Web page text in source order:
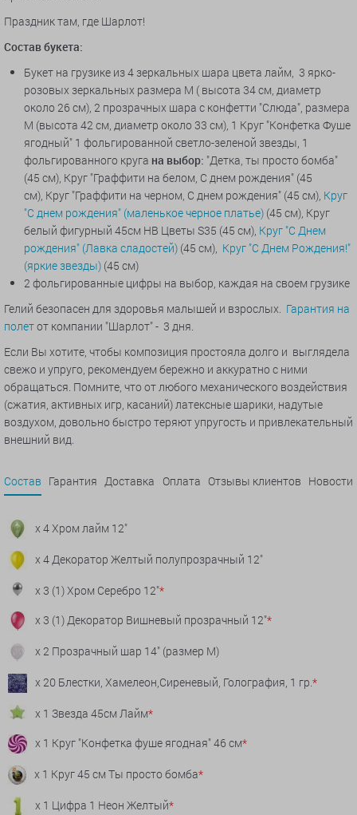
Праздник там, где Шарлот!
Состав букета:
Букет на грузике из 4 зеркальных шара цвета лайм, 3 ярко-
розовых зеркальных размера М ( высота 34 см, диаметр
около 26 см), 2 прозрачных шара с конфетти "Слюда", размера
М (высота 42 см, диаметр около 33 см), 1 Круг "Конфетка Фуше
ягодный" 1 фольгированной светло-зеленой звезды, 1
фольгированного круга на выбор: "Детка, ты просто бомба"
(45 см), Круг "Граффити на белом, С днем рождения" (45
см), Круг "Граффити на черном, С днем рождения" (45 см), Круг
"С днем рождения" (маленькое черное платье) (45 см), Круг
белый фигурный 45см НВ Цветы S35 (45 см), Круг "С Днем
рождения" (Лавка сладостей) (45 см), Круг "С Днем Рождения!"
(яркие звезды) (45 см)
2 фольгированные цифры на выбор, каждая на своем грузике
Гелий безопасен для здоровья малышей и взрослых. Гарантия на
полетот компании "Шарлот" - 3 дня.
Если Вы хотите, чтобы композиция простояла долго и выглядела
свежо и упруго, рекомендуем бережно и аккуратно с ними
обращаться. Помните, что от любого механического воздействия
(сжатия, активных игр, касаний) латексные шарики, надутые
воздухом, довольно быстро теряют упругость и привлекательный
внешний вид.
Состав Гарантия Доставка Оплата Отзывы клиентов Новости
x 4 Хром лайм 12"
x 4 Декоратор Желтый полупрозрачный 12"
x 3 (1) Хром Серебро 12"*
x 3 (1) Декоратор Вишневый прозрачный 12"*
x 2 Прозрачный шар 14" (размер М)
x 20 Блестки, Хамелеон,Сиреневый, Голография, 1 гр.*
x 1 Звезда 45см Лайм*
x 1 Круг "Конфетка фуше ягодная" 46 см*
x 1 Круг 45 см Ты просто бомба*
x 1 Цифра 1 Неон Желтый*